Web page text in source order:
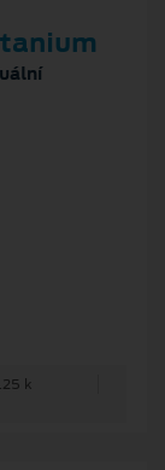
k